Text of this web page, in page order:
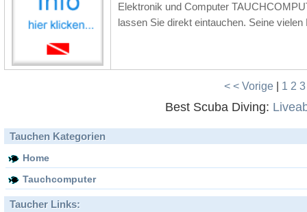
Elektronik und Computer
lassen Sie direkt eintauchen. Seine
< < Vorige 1 2
Best Scuba Diving:
Tauchen Kategorien
Home
Tauchcomputer
Taucher Links: